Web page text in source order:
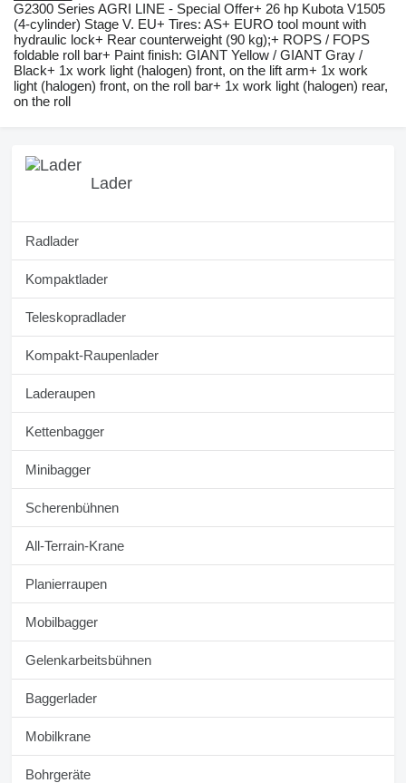
G2300 Series AGRI LINE - Special Offer+ 26 hp Kubota V1505
(4-cylinder) Stage V. EU+ Tires: AS+ EURO tool mount with
hydraulic lock+ Rear counterweight (90 kg);+ ROPS / FOPS
foldable roll bar+ Paint finish: GIANT Yellow / GIANT Gray /
Black+ 1x work light (halogen) front, on the lift arm+ 1x work
light (halogen) front, on the roll bar+ 1x work light (halogen) rear,
on the roll
Lader
Radlader
Kompaktlader
Teleskopradlader
Kompakt-Raupenlader
Laderaupen
Kettenbagger
Minibagger
Scherenbühnen
All-Terrain-Krane
Planierraupen
Mobilbagger
Gelenkarbeitsbühnen
Baggerlader
Mobilkrane
Bohrgeräte